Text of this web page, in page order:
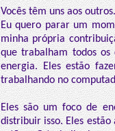
Vocês têm uns aos
Eu quero parar um
minha própria
que trabalham todos
energia. Eles estão
trabalhando no
Eles são um foco de
distribuir isso. Eles estão